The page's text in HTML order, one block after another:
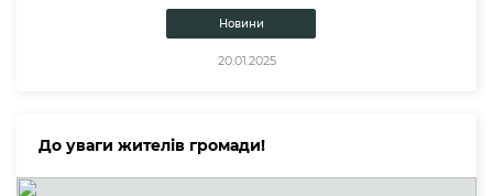
Новини
20.01.2025
До уваги жителів громади!